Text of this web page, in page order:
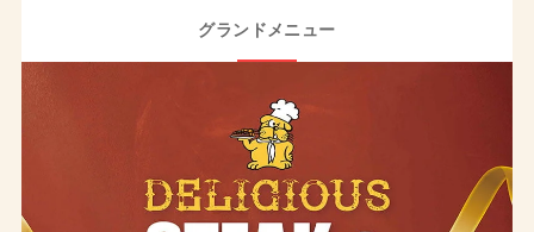
グランドメニュー